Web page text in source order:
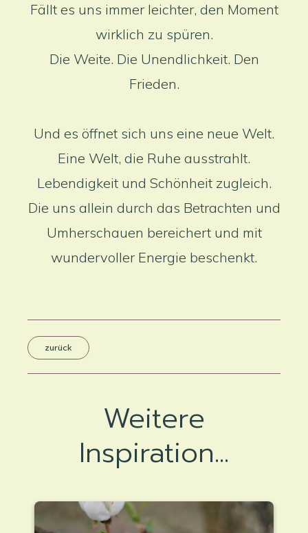
Fällt es uns immer leichter, den Moment
wirklich zu spüren.
Die Weite. Die Unendlichkeit. Den
Frieden.
Und es öffnet sich uns eine neue Welt.
Eine Welt, die Ruhe ausstrahlt.
Lebendigkeit und Schönheit zugleich.
Die uns allein durch das Betrachten und
Umherschauen bereichert und mit
wundervoller Energie beschenkt.
zurück
Weitere
Inspiration...